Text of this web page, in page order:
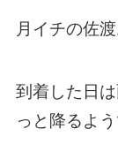
月イチの佐
到着した日
っと降るよう